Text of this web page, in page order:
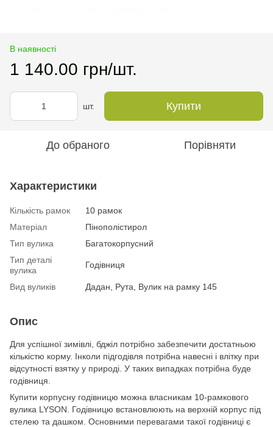
В наявності
1 140.00 грн/шт.
шт. Купити
До обраного Порівняти
Характеристики
Кількість рамок
10 рамок
Матеріал
Пінополістирол
Тип вулика
Багатокорпусний
Тип деталі
вулика
Годівниця
Вид вуликів Дадан, Рута, Вулик на рамку 145
Опис
Для успішної зимівлі, бджіл потрібно забезпечити достатньою
кількістю корму. Інколи підгодівля потрібна навесні і влітку при
відсутності взятку у природі. У таких випадках потрібна буде
годівниця.
Купити корпусну годівницю можна власникам 10-рамкового
вулика LYSON. Годівницю встановлюють на верхній корпус під
стелею та дашком. Основними перевагами такої годівниці є